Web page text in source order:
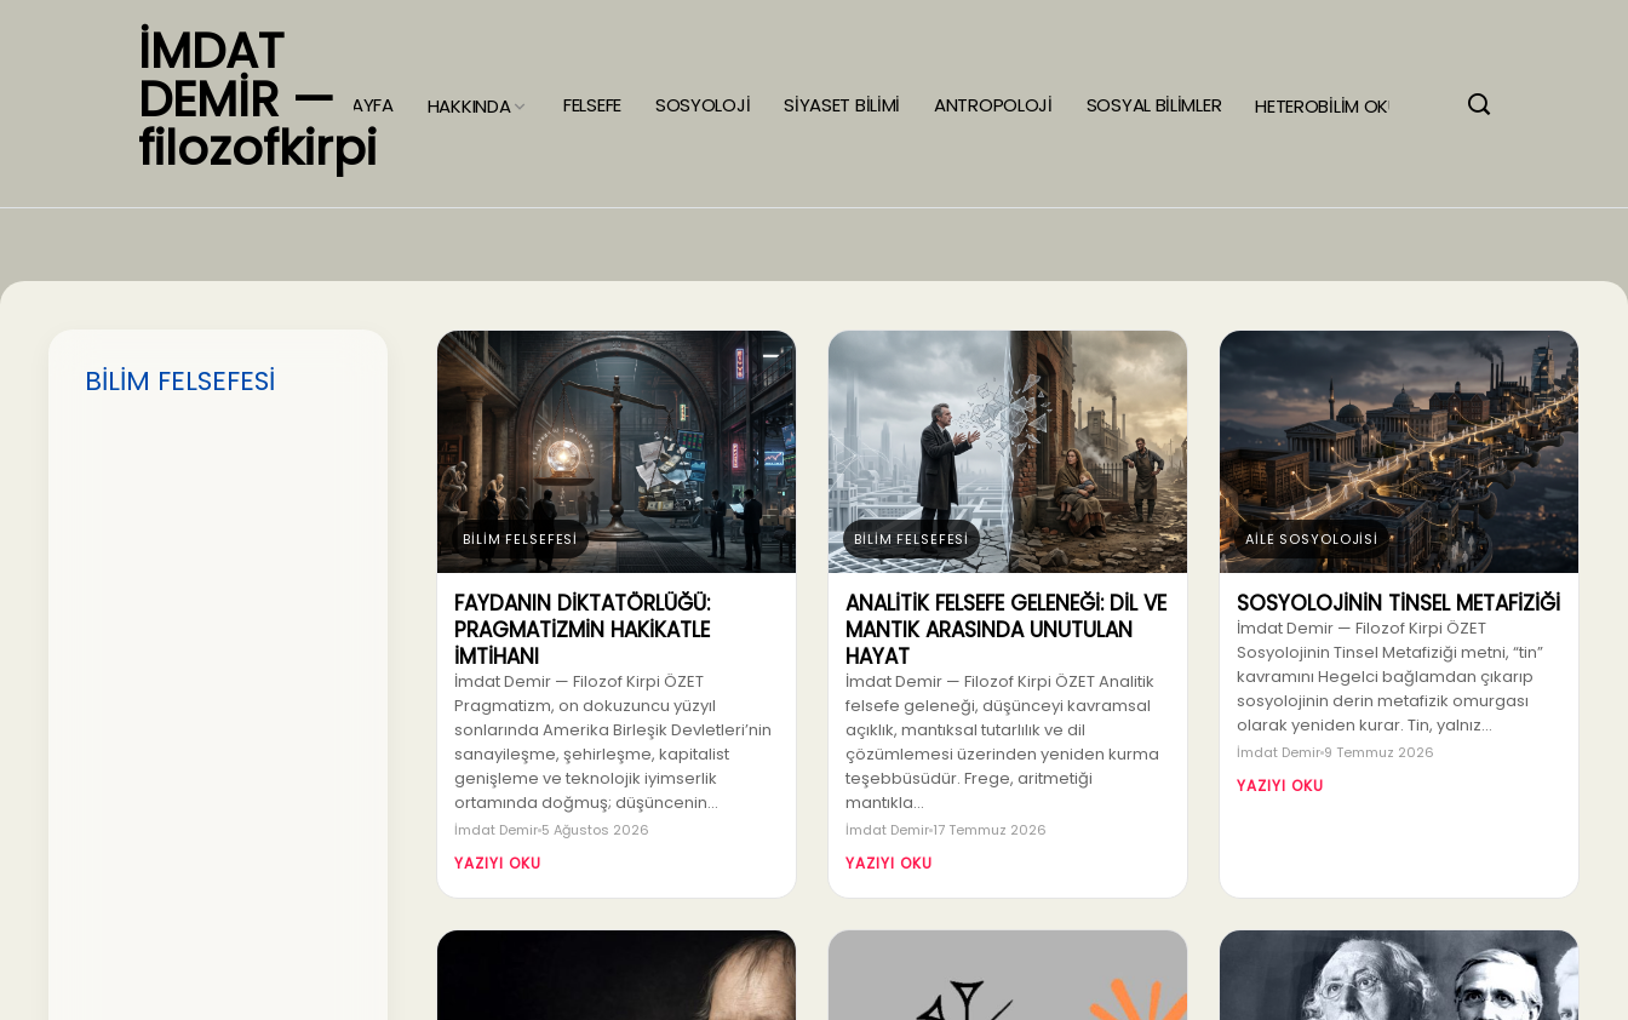
İMDAT
DEMİR —
filozofkirpi
ANASAYFA HAKKINDA FELSEFE SOSYOLOJİ SİYASET BİLİMİ ANTROPOLOJİ SOSYAL BİLİMLER HETEROBİLİM OKULU
BİLİM FELSEFESİ
BİLİM FELSEFESİ
FAYDANIN DİKTATÖRLÜĞÜ:
PRAGMATİZMİN HAKİKATLE
İMTİHANI
İmdat Demir — Filozof Kirpi ÖZET
Pragmatizm, on dokuzuncu yüzyıl
sonlarında Amerika Birleşik Devletleri’nin
sanayileşme, şehirleşme, kapitalist
genişleme ve teknolojik iyimserlik
ortamında doğmuş; düşüncenin…
İmdat Demir 5 Ağustos 2026
YAZIYI OKU
BİLİM FELSEFESİ
ANALİTİK FELSEFE GELENEĞİ: DİL VE
MANTIK ARASINDA UNUTULAN
HAYAT
İmdat Demir — Filozof Kirpi ÖZET Analitik
felsefe geleneği, düşünceyi kavramsal
açıklık, mantıksal tutarlılık ve dil
çözümlemesi üzerinden yeniden kurma
teşebbüsüdür. Frege, aritmetiği
mantıkla…
İmdat Demir 17 Temmuz 2026
YAZIYI OKU
AİLE SOSYOLOJİSİ
SOSYOLOJİNİN TİNSEL METAFİZİĞİ
İmdat Demir — Filozof Kirpi ÖZET
Sosyolojinin Tinsel Metafiziği metni, “tin”
kavramını Hegelci bağlamdan çıkarıp
sosyolojinin derin metafizik omurgası
olarak yeniden kurar. Tin, yalnız…
İmdat Demir 9 Temmuz 2026
YAZIYI OKU